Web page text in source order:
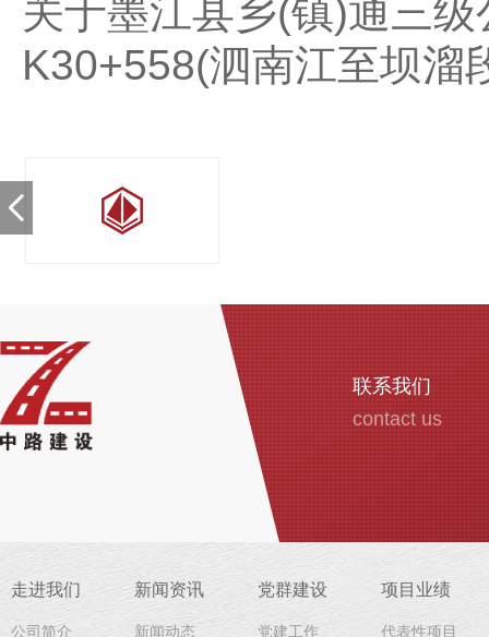
关于墨江县乡(镇)通三
K30+558(泗南江至坝溜
联系我们
contact us
走进我们
公司简介
新闻资讯
新闻动态
党群建设
党建工作
项目业绩
代表性项目